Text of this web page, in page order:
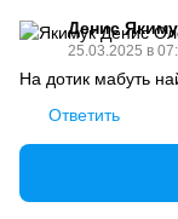
Денис
25.03.2025 в
На дотик мабуть
Ответить